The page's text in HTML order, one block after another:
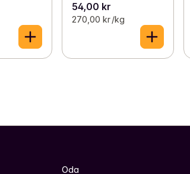
54,00 kr
270,00 kr /kg
Oda